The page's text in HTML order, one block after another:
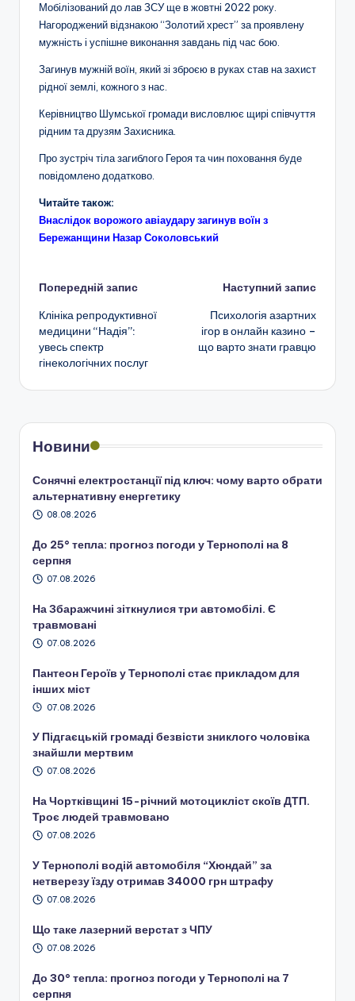
Мобілізований до лав ЗСУ ще в жовтні 2022 року.
Нагороджений відзнакою “Золотий хрест” за проявлену
мужність і успішне виконання завдань під час бою.
Загинув мужній воїн, який зі зброєю в руках став на захист
рідної землі, кожного з нас.
Керівництво Шумської громади висловлює щирі співчуття
рідним та друзям Захисника.
Про зустріч тіла загиблого Героя та чин поховання буде
повідомлено додатково.
Читайте також:
Внаслідок ворожого авіаудару загинув воїн з
Бережанщини Назар Соколовський
Навігація
по
запису
Попередній запис
Клініка репродуктивної
медицини “Надія”:
увесь спектр
гінекологічних послуг
Наступний запис
Психологія азартних
ігор в онлайн казино –
що варто знати гравцю
Новини
Сонячні електростанції під ключ: чому варто обрати
альтернативну енергетику
08.08.2026
До 25° тепла: прогноз погоди у Тернополі на 8
серпня
07.08.2026
На Збаражчині зіткнулися три автомобілі. Є
травмовані
07.08.2026
Пантеон Героїв у Тернополі стає прикладом для
інших міст
07.08.2026
У Підгаєцькій громаді безвісти зниклого чоловіка
знайшли мертвим
07.08.2026
На Чортківщині 15-річний мотоцикліст скоїв ДТП.
Троє людей травмовано
07.08.2026
У Тернополі водій автомобіля “Хюндай” за
нетверезу їзду отримав 34000 грн штрафу
07.08.2026
Що таке лазерний верстат з ЧПУ
07.08.2026
До 30° тепла: прогноз погоди у Тернополі на 7
серпня